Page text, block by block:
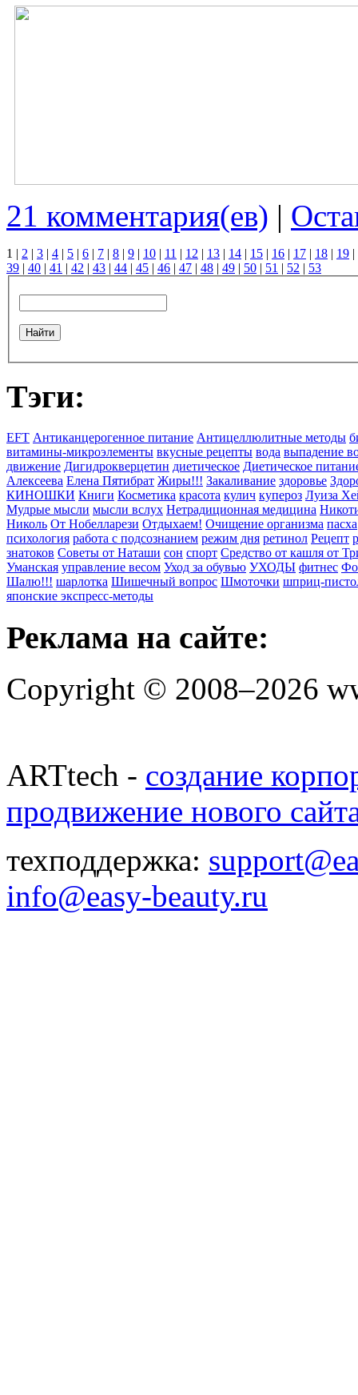
21 комментария(ев) |
1 | 2 | 3 | 4 | 5 | 6 | 7 | 8 | 9 | 10 | 11 | 12 | 13 | 14 | 15 | 16 | 17 | 18 | 19 |
39 | 40 | 41 | 42 | 43 | 44 | 45 | 46 | 47 | 48 | 49 | 50 | 51 | 52 | 53
Тэги:
EFT Антиканцерогенное питание Антицеллюлитные методы
витамины-микроэлементы вкусные рецепты вода выпадение
движение Дигидрокверцетин диетическое Диетическое
Алексеева Елена Пятибрат Жиры!!! Закаливание здоровье
КИНОШКИ Книги Косметика красота кулич купероз Луиза
Мудрые мысли мысли вслух Нетрадиционная медицина
Николь От Нобелларези Отдыхаем! Очищение организма пасха
психология работа с подсознанием режим дня ретинол Рецепт
знатоков Советы от Наташи сон спорт Средство от кашля от
Уманская управление весом Уход за обувью УХОДЫ фитнес
Шалю!!! шарлотка Шишечный вопрос Шмоточки шприц-
японские экспресс-методы
Реклама на сайте:
Copyright © 2008–2026
ARTtech - создание
продвижение нового
техподдержка:
info@easy-beauty.ru